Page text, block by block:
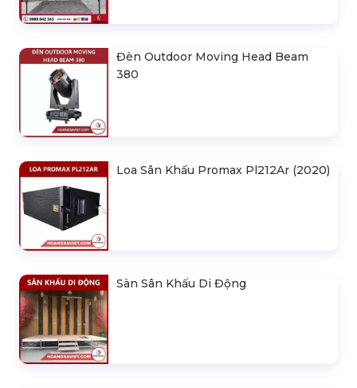
Đèn Outdoor Moving Head Beam
380
Loa Sân Khấu Promax Pl212Ar (2020)
Sàn Sân Khấu Di Động